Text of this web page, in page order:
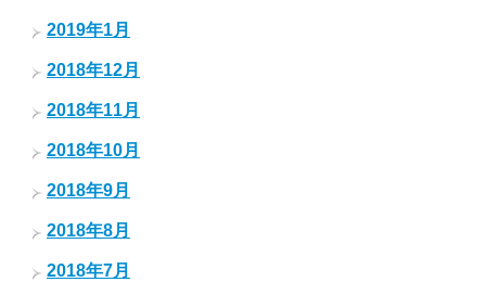
2019年1月
2018年12月
2018年11月
2018年10月
2018年9月
2018年8月
2018年7月